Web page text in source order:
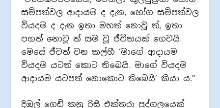
සම්පත්වල ආදායම ද දැන, භෝග සම්පත්වල
වියදම ද දැන ඉතා මහත් නොවූ ත්, ඉතා
පහත් නොවූ ත් සම වූ ජීවිතයක් ගෙවයි.
මෙසේ ජීවත් වන කල්හී ‘මාගේ ආදායම
වියදම යටත් කොට තිබෙයි. මාගේ වියදම
ආදායම යටපත් නොකොට තිබෙයි’ කියා ය.”
දිඹුල් ගෙඩි කනු රිසි එක්තරා පුද්ගලයෙක්